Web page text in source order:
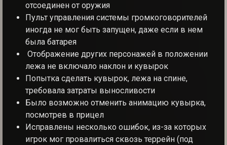
отсоединен от оружия
Пульт управления системы громкоговорителей
иногда не мог быть запущен, даже если в нем
была батарея
Отображение других персонажей в положении
лежа не включало наклон и кувырок
Попытка сделать кувырок, лежа на спине,
требовала затраты выносливости
Было возможно отменить анимацию кувырка,
посмотрев в прицел
Исправлены несколько ошибок, из-за которых
игрок мог провалиться сквозь террейн (под